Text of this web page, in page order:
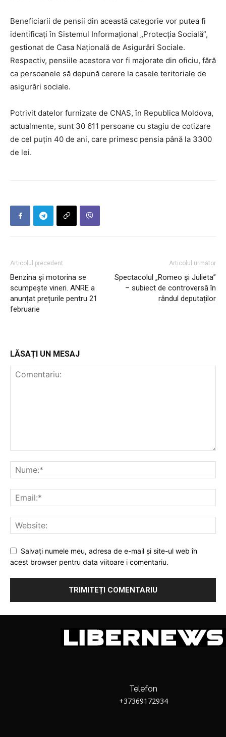
Beneficiarii de pensii din această categorie vor putea fi
identificați în Sistemul Informațional „Protecția Socială”,
gestionat de Casa Națională de Asigurări Sociale.
Respectiv, pensiile acestora vor fi majorate din oficiu, fără
ca persoanele să depună cerere la casele teritoriale de
asigurări sociale.
Potrivit datelor furnizate de CNAS, în Republica Moldova,
actualmente, sunt 30 611 persoane cu stagiu de cotizare
de cel puțin 40 de ani, care primesc pensia până la 3300
de lei.
Articolul precedent
Benzina și motorina se
scumpește vineri. ANRE a
anunțat prețurile pentru 21
februarie
Articolul următor
Spectacolul „Romeo și Julieta”
– subiect de controversă în
rândul deputaților
LĂSAȚI UN MESAJ
Salvați numele meu, adresa de e-mail și site-ul web în
acest browser pentru data viitoare i comentariu.
Telefon
+37369172934